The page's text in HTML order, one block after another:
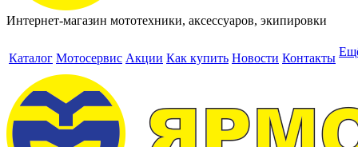
Интернет-магазин мототехники, аксессуаров, экипировки
Каталог Мотосервис Акции Как купить Новости Контакты